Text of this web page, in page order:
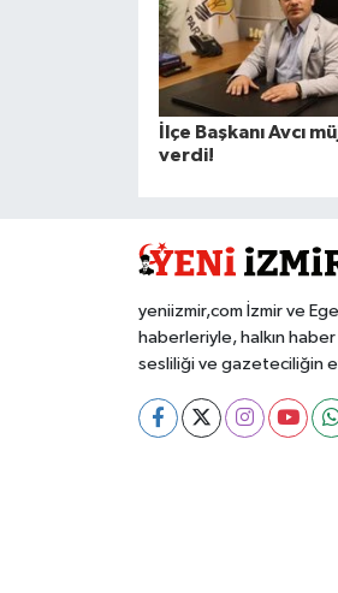
İlçe Başkanı Avcı
verdi!
yeniizmir,com İzmir ve
haberleriyle, halkın haber
sesliliği ve gazeteciliğin